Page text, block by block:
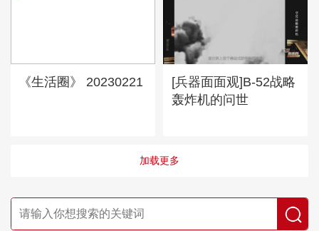
《生活圈》 20230221
[兵器面面观]B-52战略
轰炸机的问世
加载更多